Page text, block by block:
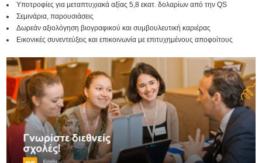
Υποτροφίες για μεταπτυχιακά αξίας 5,8 εκατ. δολαρίων από την QS
Σεμινάρια, παρουσιάσεις
Δωρεάν αξιολόγηση βιογραφικού και συμβουλευτική καριέρας
Εικονικές συνεντεύξεις και επικοινωνία με επιτυχημένους αποφοίτους